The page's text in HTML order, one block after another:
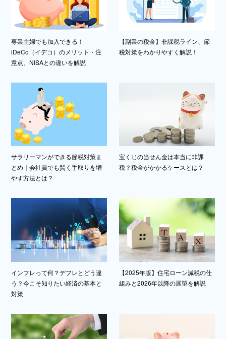
専業主婦でも加入できる！
iDeCo（イデコ）のメリット・注
意点、NISAとの違いを解説
【副業の税金】非課税ライン、節
税対策をわかりやすく解説！
サラリーマンができる節税対策ま
とめ｜会社員でも賢く手取りを増
やす方法とは？
宝くじの当せん金は本当に非課
税？税金がかかるケースとは？
インフレって何？デフレとどう違
う？今こそ知りたい経済の基本と
対策
【2025年版】住宅ローン減税の仕
組みと2026年以降の展望を解説